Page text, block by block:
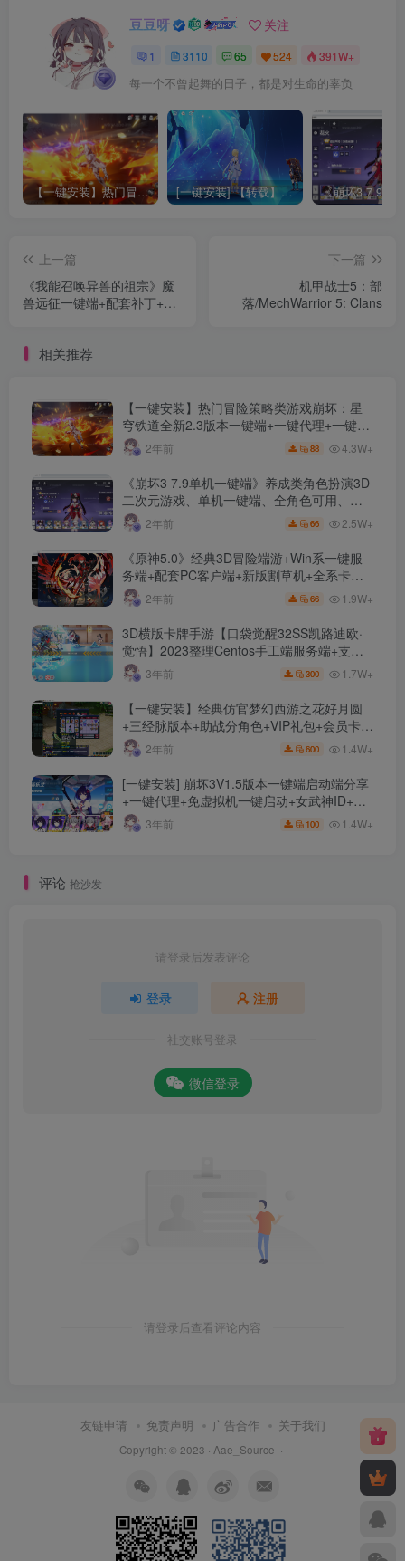
豆豆呀 关注
1 3110 65 524 391W+
每一个不曾起舞的日子，都是对生命的辜负
【一键安装】热门冒险策略类游戏崩坏：星穹铁道全新2.3版本一键端+一键代理+一键启动+免虚拟机 [一键安装] 【转载】原神3.4真端服务端+源码+配套客户端+详尽说明+GM工具+源码说明文件
上一篇
《我能召唤异兽的祖宗》魔
兽远征一键端+配套补丁+单
奇一键端+GEE引擎
下一篇
机甲战士5：部
落/MechWarrior 5: Clans
相关推荐
【一键安装】热门冒险策略类游戏崩坏：星
穹铁道全新2.3版本一键端+一键代理+一键启
动+免虚拟机
2年前 88 4.3W+
《崩坏3 7.9单机一键端》养成类角色扮演3D
二次元游戏、单机一键端、全角色可用、无
限资源、附带保姆级安装教程
2年前 66 2.5W+
《原神5.0》经典3D冒险端游+Win系一键服
务端+配套PC客户端+新版割草机+全系卡池
文件2年前 66 1.9W+
3D横版卡牌手游【口袋觉醒32SS凯路迪欧·
觉悟】2023整理Centos手工端服务端+支付
对接+安卓苹果双端+运营后台+GM授权后台
+代理后台
3年前 300 1.7W+
【一键安装】经典仿官梦幻西游之花好月圆
+三经脉版本+助战分角色+VIP礼包+会员卡
+剧情活动+视频搭建及其他修改资料
2年前 600 1.4W+
[一键安装] 崩坏3V1.5版本一键端启动端分享
+一键代理+免虚拟机一键启动+女武神ID+详
细指令+极简一键修改
3年前 100 1.4W+
评论 抢沙发
请登录后发表评论
登录 注册
社交账号登录
微信登录
请登录后查看评论内容
友链申请 免责声明 广告合作 关于我们
Copyright © 2023 · Aae_Source ·